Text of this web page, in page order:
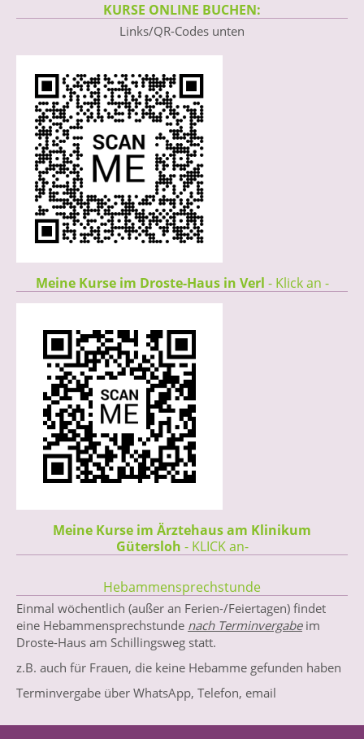
KURSE ONLINE BUCHEN:
Links/QR-Codes unten
Meine Kurse im Droste-Haus in Verl - Klick an -
Meine Kurse im Ärztehaus am Klinikum
Gütersloh - KLICK an-
Hebammensprechstunde
Einmal wöchentlich (außer an Ferien-/Feiertagen) findet
eine Hebammensprechstunde nach Terminvergabeim
Droste-Haus am Schillingsweg statt.
z.B. auch für Frauen, die keine Hebamme gefunden haben
Terminvergabe über WhatsApp, Telefon, email